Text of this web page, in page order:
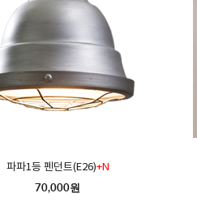
파파1등 펜던트(E26)+N
70,000원